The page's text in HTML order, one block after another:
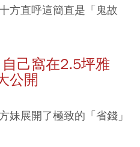
方直呼這簡直是「鬼故
己窩在2.5坪雅
公開
妹展開了極致的「省錢」